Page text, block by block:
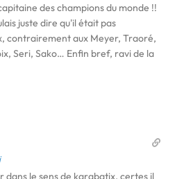
des champions du monde !!
juste dire qu'il était pas
contrairement aux Meyer, Traoré,
Seri, Sako… Enfin bref, ravi de la
dans le sens de karabatix, certes il